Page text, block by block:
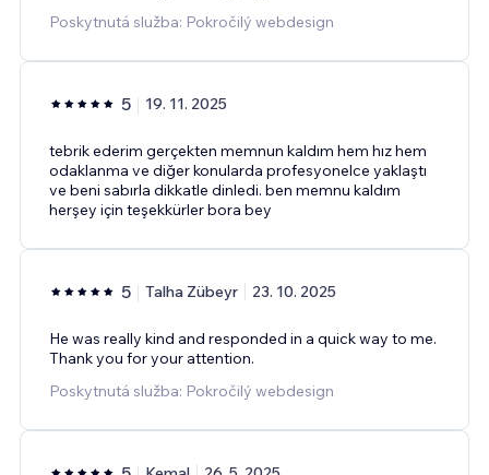
Poskytnutá služba: Pokročilý webdesign
5 19. 11. 2025
tebrik ederim gerçekten memnun kaldım hem hız hem
odaklanma ve diğer konularda profesyonelce yaklaştı
ve beni sabırla dikkatle dinledi. ben memnu kaldım
herşey için teşekkürler bora bey
5 Talha Zübeyr 23. 10. 2025
He was really kind and responded in a quick way to me.
Thank you for your attention.
Poskytnutá služba: Pokročilý webdesign